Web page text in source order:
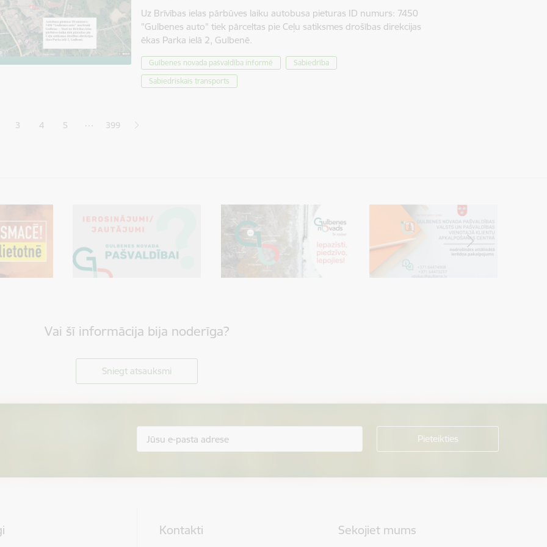
Uz Brīvības ielas pārbūves laiku autobusa pieturas ID numurs: 7450
"Gulbenes auto" tiek pārceltas pie Ceļu satiksmes drošības direkcijas
ēkas Parka ielā 2, Gulbenē.
Gulbenes novada pašvaldība informē
Sabiedrība
Sabiedriskais transports
lapaLapa
3 Lapa
4 Lapa
5 … 399
Vai šī informācija bija noderīga?
Sniegt atsauksmi
Kontakti Sekojiet mums